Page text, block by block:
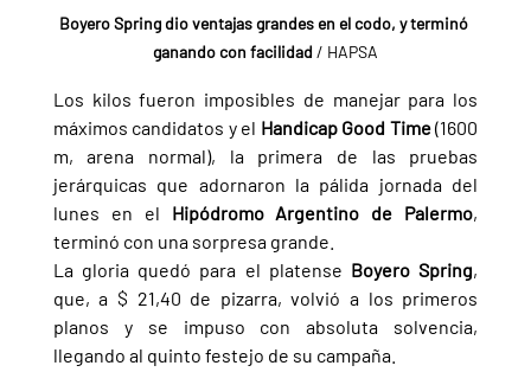
Boyero Spring dio ventajas grandes en el codo, y terminó
ganando con facilidad / HAPSA
Los kilos fueron imposibles de manejar para los
máximos candidatos y el Handicap Good Time (1600
m, arena normal), la primera de las pruebas
jerárquicas que adornaron la pálida jornada del
lunes en el Hipódromo Argentino de Palermo,
terminó con una sorpresa grande.
La gloria quedó para el platense Boyero Spring,
que, a $ 21,40 de pizarra, volvió a los primeros
planos y se impuso con absoluta solvencia,
llegando al quinto festejo de su campaña.